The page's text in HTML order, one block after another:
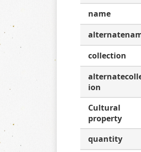
name
collection
ion
Cultural
property
quantity